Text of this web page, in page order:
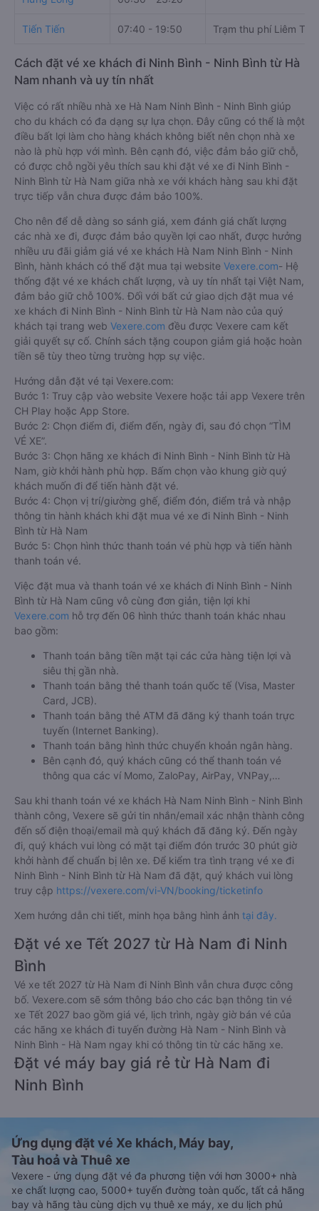
Tiến Tiến 07:40 - 19:50 Trạm thu phí Liêm
Cách đặt vé xe khách đi Ninh Bình - Ninh Bình từ Hà
Nam nhanh và uy tín nhất
Việc có rất nhiều nhà xe Hà Nam Ninh Bình - Ninh Bình giúp
cho du khách có đa dạng sự lựa chọn. Đây cũng có thể là một
điều bất lợi làm cho hàng khách không biết nên chọn nhà xe
nào là phù hợp với mình. Bên cạnh đó, việc đảm bảo giữ chỗ,
có được chỗ ngồi yêu thích sau khi đặt vé xe đi Ninh Bình -
Ninh Bình từ Hà Nam giữa nhà xe với khách hàng sau khi đặt
trực tiếp vẫn chưa được đảm bảo 100%.
Cho nên để dễ dàng so sánh giá, xem đánh giá chất lượng
các nhà xe đi, được đảm bảo quyền lợi cao nhất, được hưởng
nhiều ưu đãi giảm giá vé xe khách Hà Nam Ninh Bình - Ninh
Bình, hành khách có thể đặt mua tại website Vexere.com- Hệ
thống đặt vé xe khách chất lượng, và uy tín nhất tại Việt Nam,
đảm bảo giữ chỗ 100%. Đối với bất cứ giao dịch đặt mua vé
xe khách đi Ninh Bình - Ninh Bình từ Hà Nam nào của quý
khách tại trang web Vexere.com đều được Vexere cam kết
giải quyết sự cố. Chính sách tặng coupon giảm giá hoặc hoàn
tiền sẽ tùy theo từng trường hợp sự việc.
Hướng dẫn đặt vé tại Vexere.com:
Bước 1: Truy cập vào website Vexere hoặc tải app Vexere trên
CH Play hoặc App Store.
Bước 2: Chọn điểm đi, điểm đến, ngày đi, sau đó chọn “TÌM
VÉ XE”.
Bước 3: Chọn hãng xe khách đi Ninh Bình - Ninh Bình từ Hà
Nam, giờ khởi hành phù hợp. Bấm chọn vào khung giờ quý
khách muốn đi để tiến hành đặt vé.
Bước 4: Chọn vị trí/giường ghế, điểm đón, điểm trả và nhập
thông tin hành khách khi đặt mua vé xe đi Ninh Bình - Ninh
Bình từ Hà Nam
Bước 5: Chọn hình thức thanh toán vé phù hợp và tiến hành
thanh toán vé.
Việc đặt mua và thanh toán vé xe khách đi Ninh Bình - Ninh
Bình từ Hà Nam cũng vô cùng đơn giản, tiện lợi khi
Vexere.com hỗ trợ đến 06 hình thức thanh toán khác nhau
bao gồm:
Thanh toán bằng tiền mặt tại các cửa hàng tiện lợi và
siêu thị gần nhà.
Thanh toán bằng thẻ thanh toán quốc tế (Visa, Master
Card, JCB).
Thanh toán bằng thẻ ATM đã đăng ký thanh toán trực
tuyến (Internet Banking).
Thanh toán bằng hình thức chuyển khoản ngân hàng.
Bên cạnh đó, quý khách cũng có thể thanh toán vé
thông qua các ví Momo, ZaloPay, AirPay, VNPay,…
Sau khi thanh toán vé xe khách Hà Nam Ninh Bình - Ninh Bình
thành công, Vexere sẽ gửi tin nhắn/email xác nhận thành công
đến số điện thoại/email mà quý khách đã đăng ký. Đến ngày
đi, quý khách vui lòng có mặt tại điểm đón trước 30 phút giờ
khởi hành để chuẩn bị lên xe. Để kiểm tra tình trạng vé xe đi
Ninh Bình - Ninh Bình từ Hà Nam đã đặt, quý khách vui lòng
truy cập https://vexere.com/vi-VN/booking/ticketinfo
Xem hướng dẫn chi tiết, minh họa bằng hình ảnh tại đây.
Đặt vé xe Tết 2027 từ Hà Nam đi Ninh
Bình
Vé xe tết 2027 từ Hà Nam đi Ninh Bình vẫn chưa được công
bố. Vexere.com sẽ sớm thông báo cho các bạn thông tin vé
xe Tết 2027 bao gồm giá vé, lịch trình, ngày giờ bán vé của
các hãng xe khách đi tuyến đường Hà Nam - Ninh Bình và
Ninh Bình - Hà Nam ngay khi có thông tin từ các hãng xe.
Đặt vé máy bay giá rẻ từ Hà Nam đi
Ninh Bình
Ứng dụng đặt vé Xe khách, Máy bay,
Tàu hoả và Thuê xe
Vexere - ứng dụng đặt vé đa phương tiện với hơn 3000+ nhà
xe chất lượng cao, 5000+ tuyến đường toàn quốc, tất cả hãng
bay và hãng tàu cùng dịch vụ thuê xe máy, xe du lịch phủ